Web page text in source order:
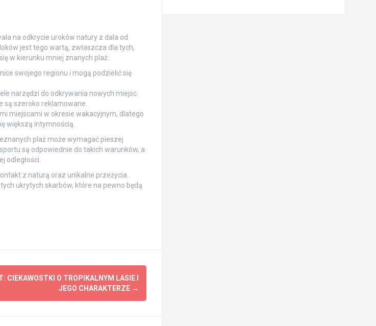
na odkrycie uroków natury z dala od
jest tego wartą, zwłaszcza dla tych,
w kierunku mniej znanych plaż:
swojego regionu i mogą podzielić się
narzędzi do odkrywania nowych miejsc.
są szeroko reklamowane.
miejscami w okresie wakacyjnym, dlatego
większą intymnością.
plaż może wymagać pieszej
są odpowiednie do takich warunków, a
odległości.
z naturą oraz unikalne przeżycia.
ukrytych skarbów, które na pewno będą
CIEKAWOSTKI O TROPIKALNYM LASIE I
JEGO CHARAKTERZE →